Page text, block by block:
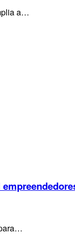
a…